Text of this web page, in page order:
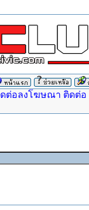
ต่อลงโฆษณา ติดต่อ